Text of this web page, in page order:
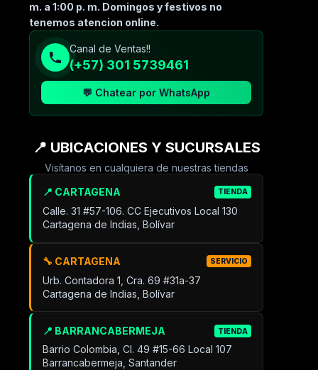
m. a 1:00 p. m. Domingos y festivos no
tenemos atencion online.
Canal de Ventas!!
(+57) 301 5739461
💬 Chatear por WhatsApp
📍 UBICACIONES Y SUCURSALES
Visítanos en cualquiera de nuestras tiendas
📍 CARTAGENA TIENDA
Calle. 31 #57-106. CC Ejecutivos Local 130
Cartagena de Indias, Bolívar
🔧 CARTAGENA SERVICIO
Urb. Contadora 1, Cra. 69 #31a-37
Cartagena de Indias, Bolívar
📍 BARRANCABERMEJA TIENDA
Barrio Colombia, Cl. 49 #15-66 Local 107
Barrancabermeja, Santander